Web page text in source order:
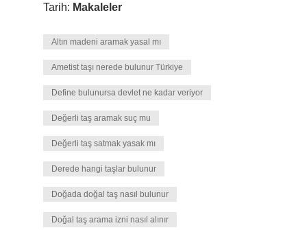
Tarih: Makaleler
Altın madeni aramak yasal mı
Ametist taşı nerede bulunur Türkiye
Define bulunursa devlet ne kadar veriyor
Değerli taş aramak suç mu
Değerli taş satmak yasak mı
Derede hangi taşlar bulunur
Doğada doğal taş nasıl bulunur
Doğal taş arama izni nasıl alınır